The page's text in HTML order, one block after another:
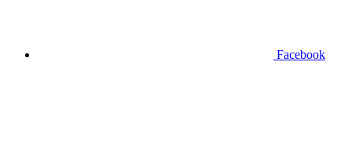
Facebook